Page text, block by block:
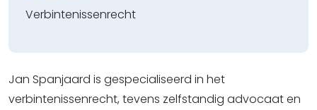
Verbintenissenrecht
Jan Spanjaard is gespecialiseerd in het
verbintenissenrecht, tevens zelfstandig advocaat en